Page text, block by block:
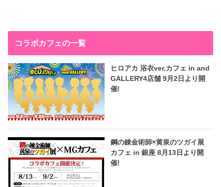
コラボカフェの一覧
ヒロアカ 浴衣ver.カフェ in and
GALLERY4店舗 9月2日より開
催!
鋼の錬金術師×黄泉のツガイ展
カフェ in 銀座 8月13日より開
催!